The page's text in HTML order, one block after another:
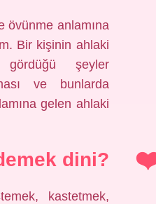
övünme anlamına
Bir kişinin ahlaki
şeyler
ve bunlarda
gelen ahlaki
dini?
kastetmek,